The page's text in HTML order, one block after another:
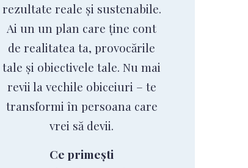
rezultate reale și sustenabile.
Ai un un plan care ține cont
de realitatea ta, provocările
tale și obiectivele tale. Nu mai
revii la vechile obiceiuri – te
transformi în persoana care
vrei să devii.
Ce primești